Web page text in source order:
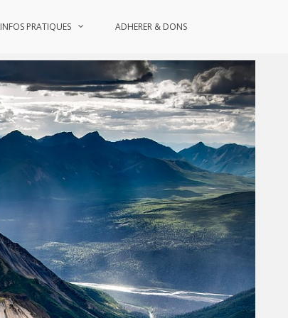
INFOS PRATIQUES ADHERER & DONS